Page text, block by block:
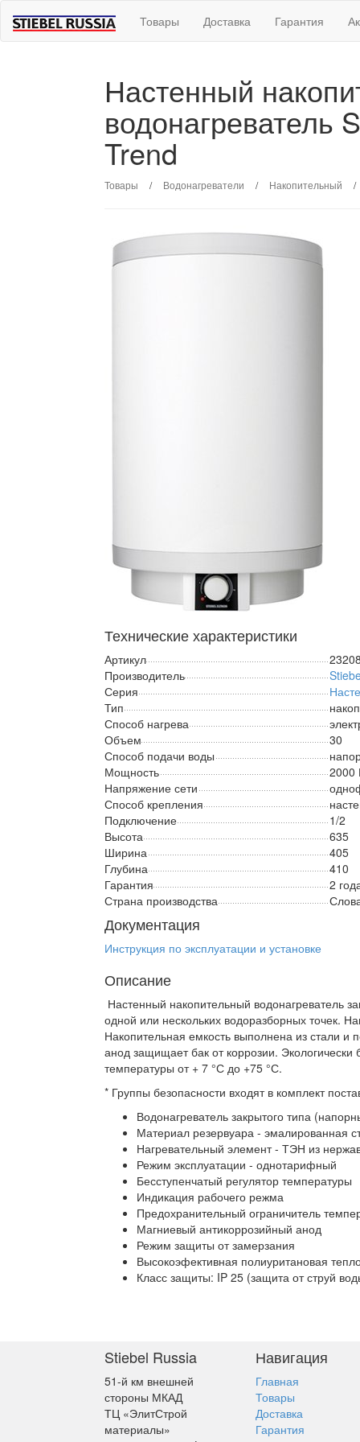
Товары Доставка Гарантия
Настенный
водонагреватель
Trend
Товары / Водонагреватели / Накопительный /
Технические характеристики
Артикул
Производитель
Серия
Тип
Способ нагрева
Объем
30
Способ подачи воды
Мощность
2000
Напряжение сети
Способ крепления
Подключение
1/2
Высота
635
Ширина
405
Глубина
410
Гарантия
2
Страна производства
Документация
Инструкция по эксплуатации и установке
Описание
Настенный накопительный водонагреватель
одной или нескольких водоразборных точек.
Накопительная емкость выполнена из стали
анод защищает бак от коррозии.
температуры от + 7 °С до +75 °С.
* Группы безопасности входят в комплект
Водонагреватель закрытого типа
Материал резервуара - эмалированная
Нагревательный элемент - ТЭН из
Режим эксплуатации - однотарифный
Бесступенчатый регулятор температуры
Индикация рабочего режма
Предохранительный ограничитель
Магниевый антикоррозийный анод
Режим защиты от замерзания
Высокоэфективная полиуритановая
Класс защиты: IP 25 (защита от струй
Stiebel Russia
51-й км внешней
стороны МКАД
ТЦ «ЭлитСтрой
материалы»
Навигация
Главная
Товары
Доставка
Гарантия